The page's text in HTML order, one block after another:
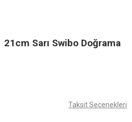
Sarı Swibo Doğrama
Taksit Seçenekleri